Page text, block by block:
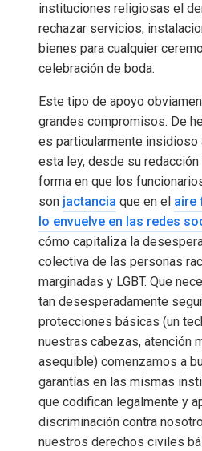
instituciones religiosas el
rechazar servicios,
bienes para cualquier
celebración de boda.
Este tipo de apoyo
grandes compromisos. De
es particularmente insidioso
esta ley, desde su redacción
forma en que los
son jactancia que en el aire
lo envuelve en las redes
cómo capitaliza la
colectiva de las personas
marginadas y LGBT. Que
tan desesperadamente
protecciones básicas (un
nuestras cabezas, atención
asequible) comenzamos a
garantías en las mismas
que codifican legalmente y
discriminación contra
nuestros derechos civiles